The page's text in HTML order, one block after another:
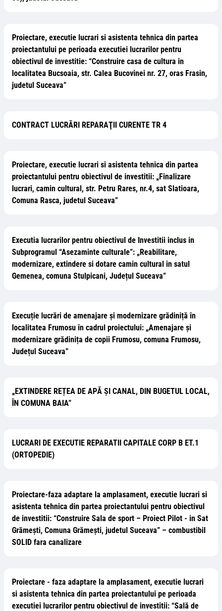
Proiectare, executie lucrari si asistenta tehnica din partea
proiectantului pe perioada executiei lucrarilor pentru
obiectivul de investitie: “Construire casa de cultura in
localitatea Bucsoaia, str. Calea Bucovinei nr. 27, oras Frasin,
judetul Suceava”
CONTRACT LUCRĂRI REPARAŢII CURENTE TR 4
Proiectare, executie lucrari si asistenta tehnica din partea
proiectantului pentru obiectivul de investitii: „Finalizare
lucrari, camin cultural, str. Petru Rares, nr.4, sat Slatioara,
Comuna Rasca, judetul Suceava”
Executia lucrarilor pentru obiectivul de Investitii inclus in
Subprogramul “Asezaminte culturale”: „Reabilitare,
modernizare, extindere si dotare camin cultural in satul
Gemenea, comuna Stulpicani, Județul Suceava”
Execuție lucrări de amenajare și modernizare grădiniță în
localitatea Frumosu în cadrul proiectului: „Amenajare și
modernizare grădinița de copii Frumosu, comuna Frumosu,
Județul Suceava”
„EXTINDERE REȚEA DE APĂ ȘI CANAL, DIN BUGETUL LOCAL,
ÎN COMUNA BAIA”
LUCRARI DE EXECUTIE REPARATII CAPITALE CORP B ET.1
(ORTOPEDIE)
Proiectare-faza adaptare la amplasament, executie lucrari si
asistenta tehnica din partea proiectantului pentru obiectivul
de investitii: “Construire Sala de sport – Proiect Pilot - in Sat
Grămești, Comuna Grămești, judetul Suceava” – combustibil
SOLID fara canalizare
Proiectare - faza adaptare la amplasament, executie lucrari
si asistenta tehnica din partea proiectantului pe perioada
executiei lucrarilor pentru obiectivul de investitii: “Sală de